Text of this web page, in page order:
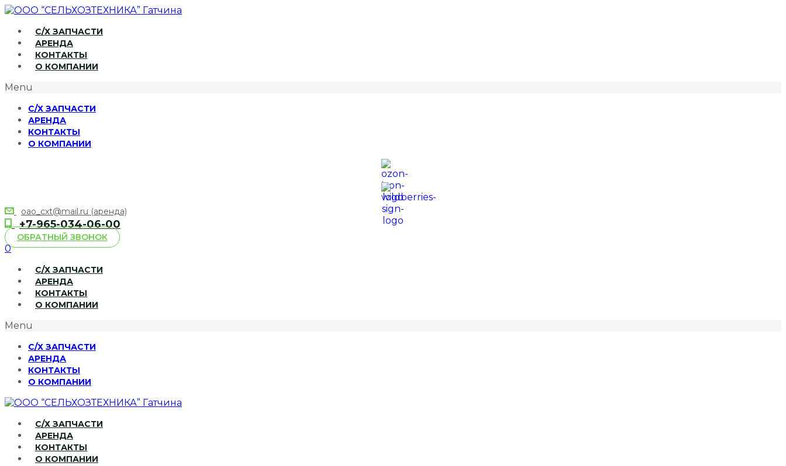
С/Х ЗАПЧАСТИ
АРЕНДА
КОНТАКТЫ
О КОМПАНИИ
Menu
С/Х ЗАПЧАСТИ
АРЕНДА
КОНТАКТЫ
О КОМПАНИИ
oao_cxt@mail.ru (аренда)
+7-965-034-06-00
ОБРАТНЫЙ ЗВОНОК
0
С/Х ЗАПЧАСТИ
АРЕНДА
КОНТАКТЫ
О КОМПАНИИ
Menu
С/Х ЗАПЧАСТИ
АРЕНДА
КОНТАКТЫ
О КОМПАНИИ
С/Х ЗАПЧАСТИ
АРЕНДА
КОНТАКТЫ
О КОМПАНИИ